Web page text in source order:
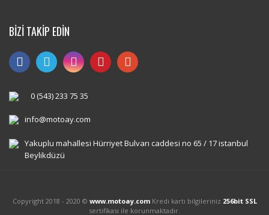
BİZİ TAKİP EDİN
0 (543) 233 75 35
info@motoay.com
Yakuplu mahallesi Hürriyet Bulvarı caddesi no 65 / 17 istanbul
Beylikdüzü
Copyright 2018 - 2020 © www.motoay.comKredi kartı bilgileriniz 256bit SSL
sertifikası ile korunmaktadır.